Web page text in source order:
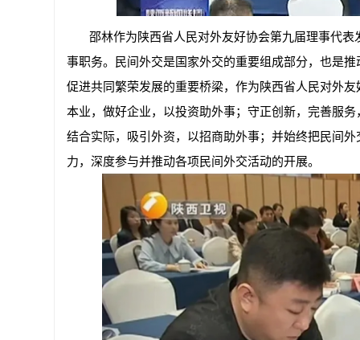
邵林作为陕西省人民对外友好协会第九届理事代
事职务。民间外交是国家外交的重要组成部分，也是
促进共同繁荣发展的重要桥梁，作为陕西省人民对外
本业，做好企业，以投资助外事；守正创新，完善服
结合实际，吸引外资，以招商助外事；并始终把民间
力，深度参与并推动各项民间外交活动的开展。